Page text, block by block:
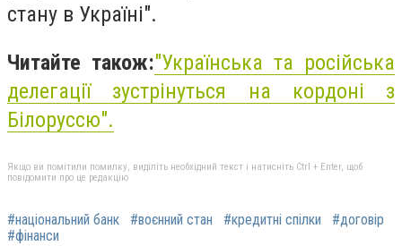
стану в Україні".
Читайте також:"Українська та російська
делегації зустрінуться на кордоні з
Білоруссю".
Якщо ви помітили помилку, виділіть необхідний текст і натисніть Ctrl + Enter, щоб
повідомити про це редакцію
#національний банк #воєнний стан #кредитні спілки
#договір
#фінанси